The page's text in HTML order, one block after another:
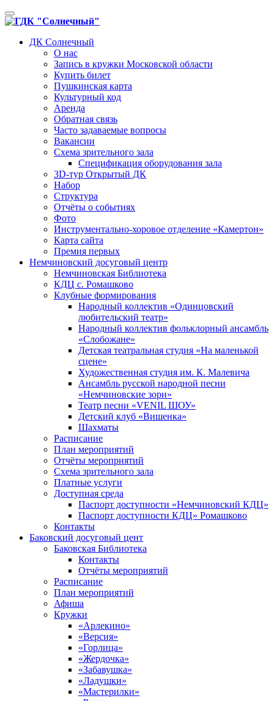
Toggle
navigation
ДК Солнечный
О нас
Запись в кружки Московской области
Купить билет
Пушкинская карта
Культурный код
Аренда
Обратная связь
Часто задаваемые вопросы
Вакансии
Схема зрительного зала
Спецификация оборудования зала
3D-тур Открытый ДК
Набор
Структура
Отчёты о событиях
Фото
Инструментально-хоровое отделение «Камертон»
Карта сайта
Премия первых
Немчиновский досуговый центр
Немчиновская Библиотека
КДЦ с. Ромашково
Клубные формирования
Народный коллектив «Одинцовский
любительский театр»
Народный коллектив фольклорный ансамбль
«Слобожане»
Детская театральная студия «На маленькой
сцене»
Художественная студия им. К. Малевича
Ансамбль русской народной песни
«Немчиновские зори»
Театр песни «VENIL ШОУ»
Детский клуб «Вишенка»
Шахматы
Расписание
План мероприятий
Отчёты мероприятий
Схема зрительного зала
Платные услуги
Доступная среда
Паспорт доступности «Немчиновский КДЦ»
Паспорт доступности КДЦ» Ромашково
Контакты
Баковский досуговый цент
Баковская Библиотека
Контакты
Отчёты мероприятий
Расписание
План мероприятий
Афиша
Кружки
«Арлекино»
«Версия»
«Горлица»
«Жердочка»
«Забавушка»
«Ладушки»
«Мастерилки»